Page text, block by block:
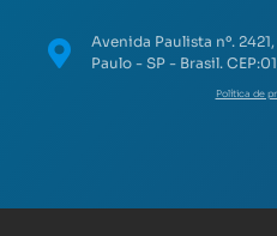
Avenida Paulista nº.
Paulo - SP - Brasil.
Política de